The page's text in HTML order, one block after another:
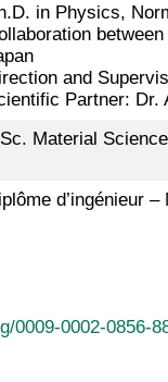
in Physics,
and
Partner: Dr.
Material
d’ingénieur
0009-0002-0856-